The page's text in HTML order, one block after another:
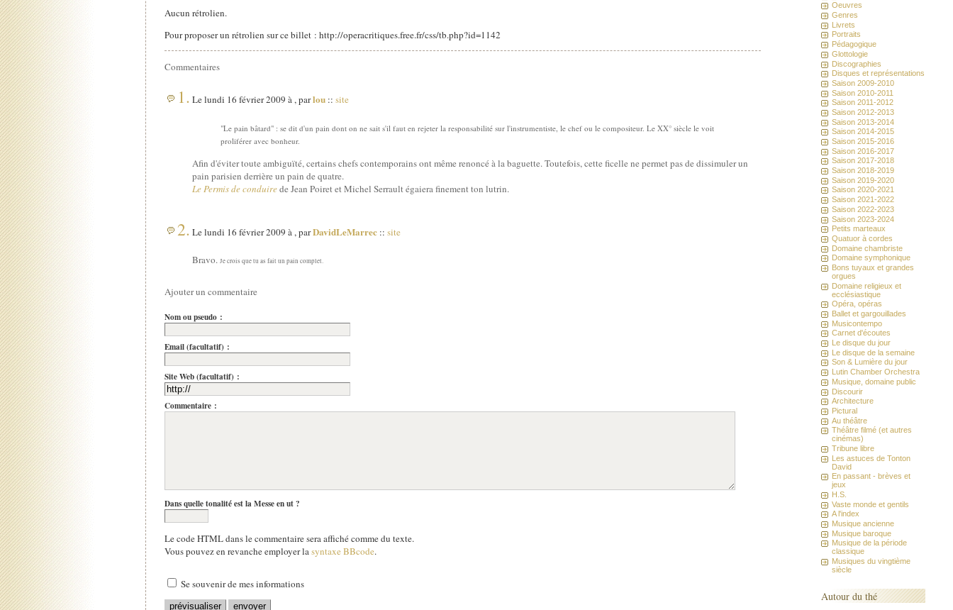
Aucun rétrolien.
Pour proposer un rétrolien sur ce billet : http://operacritiques.free.fr/css/tb.php?id=1142
Commentaires
1. Le lundi 16 février 2009 à , parlou ::site
"Le pain bâtard" : se dit d'un pain dont on ne sait s'il faut en rejeter la responsabilité sur l'instrumentiste, le chef ou le compositeur. Le XX° siècle le voit
proliférer avec bonheur.
Afin d'éviter toute ambiguïté, certains chefs contemporains ont même renoncé à la baguette. Toutefois, cette ficelle ne permet pas de dissimuler un
pain parisien derrière un pain de quatre.
Le Permis de conduirede Jean Poiret et Michel Serrault égaiera finement ton lutrin.
2. Le lundi 16 février 2009 à , parDavidLeMarrec ::site
Bravo. Je crois que tu as fait un pain complet.
Ajouter un commentaire
Nom ou pseudo :
Email (facultatif) :
Site Web (facultatif) :
Commentaire :
Dans quelle tonalité est la Messe en ut ?
Le code HTML dans le commentaire sera affiché comme du texte.
Vous pouvez en revanche employer lasyntaxe BBcode.
Se souvenir de mes informations
Oeuvres
Genres
Livrets
Portraits
Pédagogique
Glottologie
Discographies
Disques et représentations
Saison 2009-2010
Saison 2010-2011
Saison 2011-2012
Saison 2012-2013
Saison 2013-2014
Saison 2014-2015
Saison 2015-2016
Saison 2016-2017
Saison 2017-2018
Saison 2018-2019
Saison 2019-2020
Saison 2020-2021
Saison 2021-2022
Saison 2022-2023
Saison 2023-2024
Petits marteaux
Quatuor à cordes
Domaine chambriste
Domaine symphonique
Bons tuyaux et grandes
orgues
Domaine religieux et
ecclésiastique
Opéra, opéras
Ballet et gargouillades
Musicontempo
Carnet d'écoutes
Le disque du jour
Le disque de la semaine
Son & Lumière du jour
Lutin Chamber Orchestra
Musique, domaine public
Discourir
Architecture
Pictural
Au théâtre
Théâtre filmé (et autres
cinémas)
Tribune libre
Les astuces de Tonton
David
En passant - brèves et
jeux
H.S.
Vaste monde et gentils
A l'index
Musique ancienne
Musique baroque
Musique de la période
classique
Musiques du vingtième
siècle
Autour du thé